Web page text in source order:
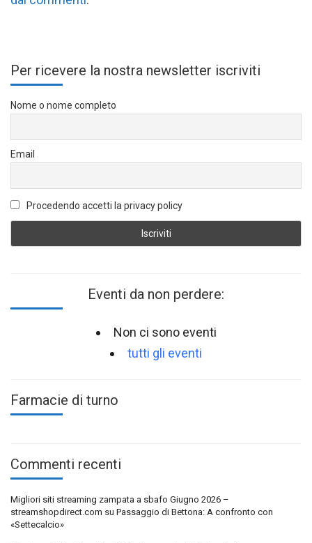
Per ricevere la nostra newsletter iscriviti
Nome o nome completo
Email
Procedendo accetti la privacy policy
Eventi da non perdere:
Non ci sono eventi
tutti gli eventi
Farmacie di turno
Commenti recenti
Migliori siti streaming zampata a sbafo Giugno 2026 –
streamshopdirect.com su Passaggio di Bettona: A confronto con
«Settecalcio»